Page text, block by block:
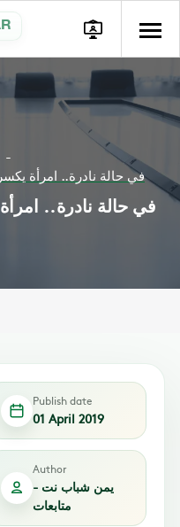
في حالة نادرة.. امرأة
في حالة نادرة..
Publish date
01 April 2019
Author
يمن شباب نت -
متابعات